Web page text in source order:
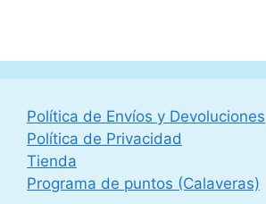
Política de Envíos y Devoluciones
Política de Privacidad
Tienda
Programa de puntos (Calaveras)